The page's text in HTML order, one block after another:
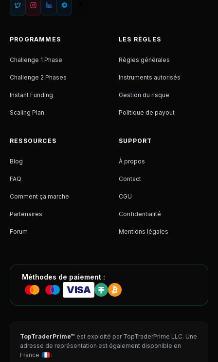
PROGRAMMES
Challenge 1 Phase
Challenge 2 Phases
Instant Funding
Scaling Plan
LES RÈGLES
Règles générales
Instruments autorisés
Gestion du risque
Politique de payout
RESSOURCES
Blog
FAQ
Comment ça marche
Partenaires
Forum
SUPPORT
À propos
Contact
CGU
Confidentialité
Mentions légales
Méthodes de paiement :
VISA
TopTraderPrime™ est exploité par TopTraderPrime LLC. Une
adresse de représentation est également disponible en
France
: